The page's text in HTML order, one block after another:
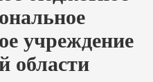
учреждение
области